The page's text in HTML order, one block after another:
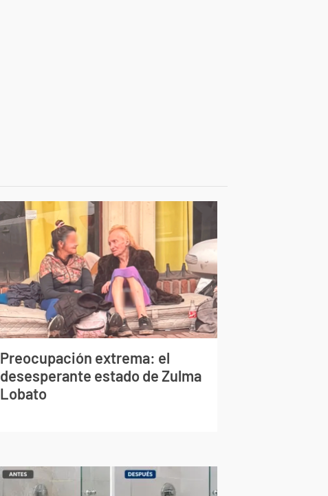
Preocupación extrema: el
desesperante estado de Zulma
Lobato